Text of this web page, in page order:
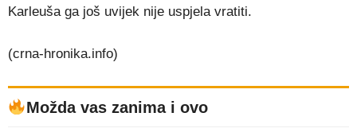
Karleuša ga još uvijek nije uspjela vratiti.
(crna-hronika.info)
Možda vas zanima i ovo